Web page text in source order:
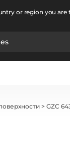
or region you are
>GZC